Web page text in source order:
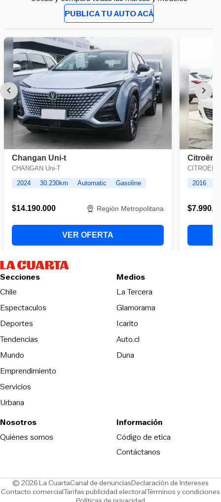
PUBLICA TU AUTO ACÁ
Secciones
Chile
Espectaculos
Deportes
Tendencias
Mundo
Emprendimiento
Servicios
Urbana
Medios
La TerceraOpens in new
Glamorama
Icarito
Auto.cl
DunaOpens in new window
Nosotros
Quiénes somos
Información
Código de eticaOpens in new
Contáctanos
© 2026 La CuartaCanal de denunciasOpens in new window
Declaración de Intereses
Contacto comercialOpens in new window
Tarifas publicidad electoralOpens in new window
Términos y condiciones